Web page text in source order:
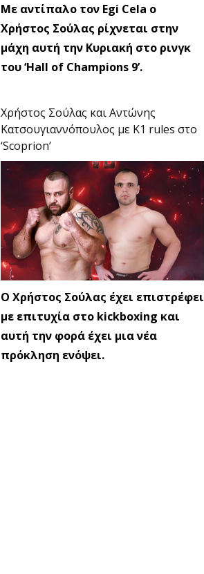
Με αντίπαλο τον Egi Cela ο
Χρήστος Σούλας ρίχνεται στην
μάχη αυτή την Κυριακή στο ρινγκ
του ‘Hall of Champions 9’.
Χρήστος Σούλας και Αντώνης
Κατσουγιαννόπουλος με K1 rules στο
‘Scoprion’
Ο Χρήστος Σούλας έχει επιστρέφει
με επιτυχία στο kickboxing και
αυτή την φορά έχει μια νέα
πρόκληση ενόψει.